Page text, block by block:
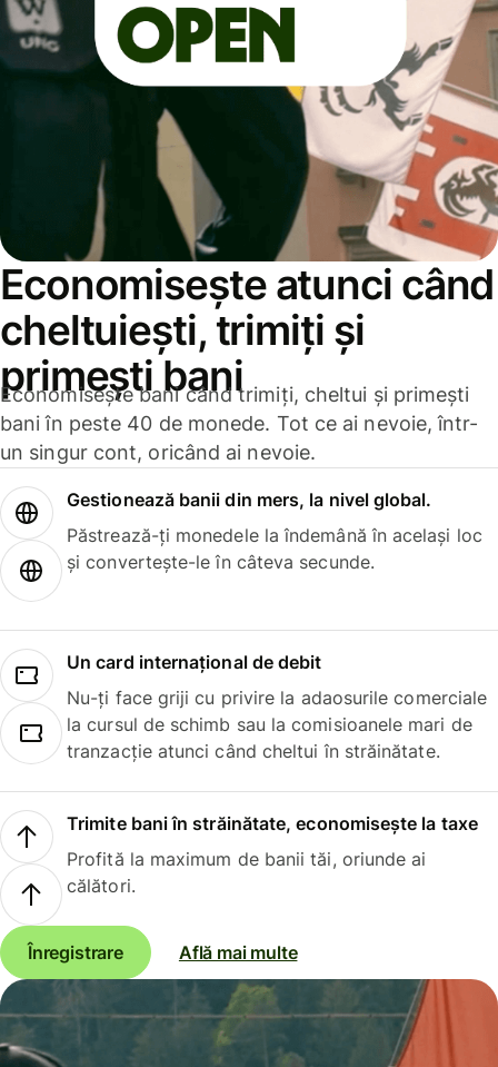
Economisește atunci când
cheltuiești, trimiți și
primești bani
Economisește bani când trimiți, cheltui și primești
bani în peste 40 de monede. Tot ce ai nevoie, într-
un singur cont, oricând ai nevoie.
Gestionează banii din mers, la nivel global.
Păstrează-ți monedele la îndemână în același loc
și convertește-le în câteva secunde.
Un card internațional de debit
Nu-ți face griji cu privire la adaosurile comerciale
la cursul de schimb sau la comisioanele mari de
tranzacție atunci când cheltui în străinătate.
Trimite bani în străinătate, economisește la taxe
Profită la maximum de banii tăi, oriunde ai
călători.
Înregistrare Află mai multe